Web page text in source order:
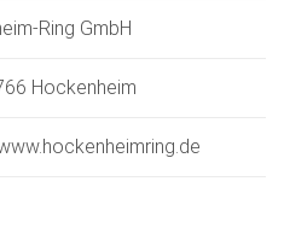
Ring GmbH
Hockenheim